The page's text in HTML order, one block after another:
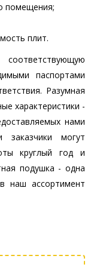
помещения;
плит.
паспортами
Разумная
характеристики -
нами
могут
круглый год и
подушка - одна
наш ассортимент